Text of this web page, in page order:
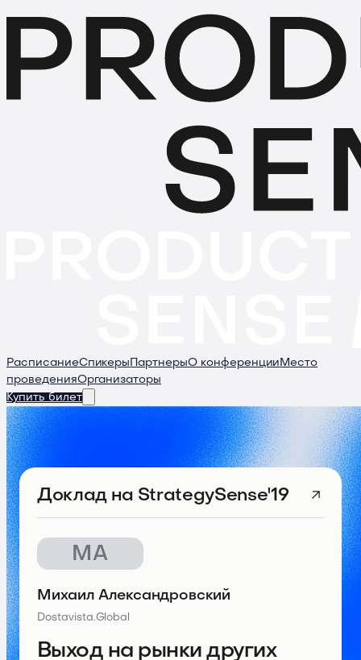
РасписаниеСпикеры ПартнерыО конференции Место
проведенияОрганизаторы
Купить билет
Доклад на StrategySense'19
МА
Выход на рынки других
Михаил Александровский
Dostavista.Global